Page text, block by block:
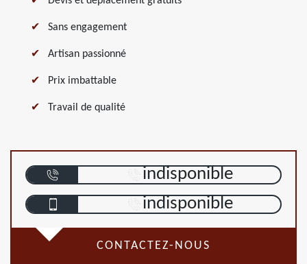
Sans engagement
Artisan passionné
Prix imbattable
Travail de qualité
indisponible
indisponible
CONTACTEZ-NOUS